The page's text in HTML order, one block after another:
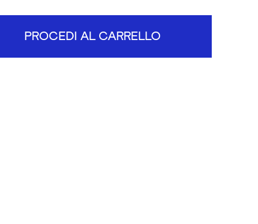
PROCEDI AL CARRELLO